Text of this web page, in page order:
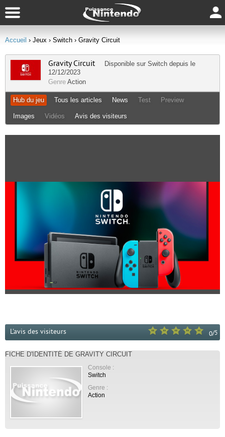
Accueil › Jeux › Switch › Gravity Circuit
Gravity Circuit Disponible sur Switch depuis le
12/12/2023
Genre Action
Hub du jeu Tous les articles News Test Preview
Images Vidéos Avis des visiteurs
0/5
L'avis des visiteurs
FICHE D'IDENTITÉ DE GRAVITY CIRCUIT
Console :
Switch
Genre :
Action